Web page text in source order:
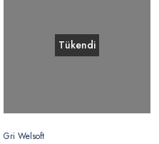
Tükendi
Gri Welsoft